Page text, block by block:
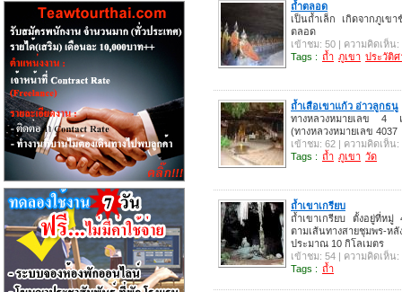
ถ้ำตลอด
เป็นถ้ำเล็ก เกิดจากภูเข
ตลอด
เข้าชม: 50 | ความคิดเห็น:
Tags : ถ้ำ ภูเขา ประวัติ
ถ้ำเสือเขาแก้ว อ่าวลูกธนู
ทางหลวงหมายเลข 4
(ทางหลวงหมายเลข 4037
เข้าชม: 62 | ความคิดเห็น:
Tags : ถ้ำ ภูเขา วัด
ถ้ำเขาเกรียบ
ถ้ำเขาเกรียบ ตั้งอยู่ที่ห
ตามเส้นทางสายชุมพร-ห
ประมาณ 10 กิโลเมตร
เข้าชม: 54 | ความคิดเห็น:
Tags : ถ้ำ